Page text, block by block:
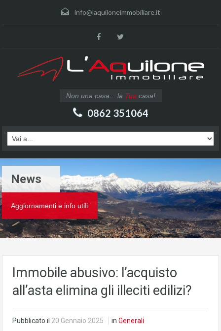
info@laquiloneimmobiliare.it
Non una casa... la Tua casa!
0862 351064
News
Aggiornamenti e info utili
Immobile abusivo: l’acquisto
all’asta elimina gli illeciti edilizi?
Pubblicato il 20 Gennaio 2025 in Generali